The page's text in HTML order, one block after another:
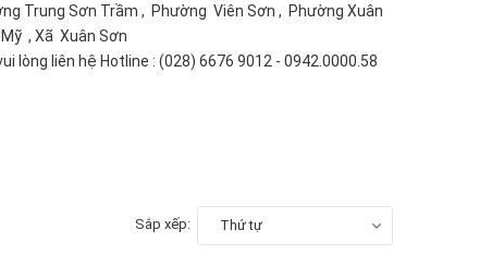
Trung Sơn Trầm , Phường Viên Sơn , Phường Xuân
, Xã Xuân Sơn
lòng liên hệ Hotline : (028) 6676 9012 - 0942.0000.58
Sắp xếp: Thứ tự